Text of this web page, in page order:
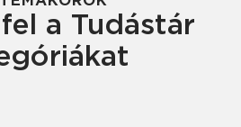
a Tudástár